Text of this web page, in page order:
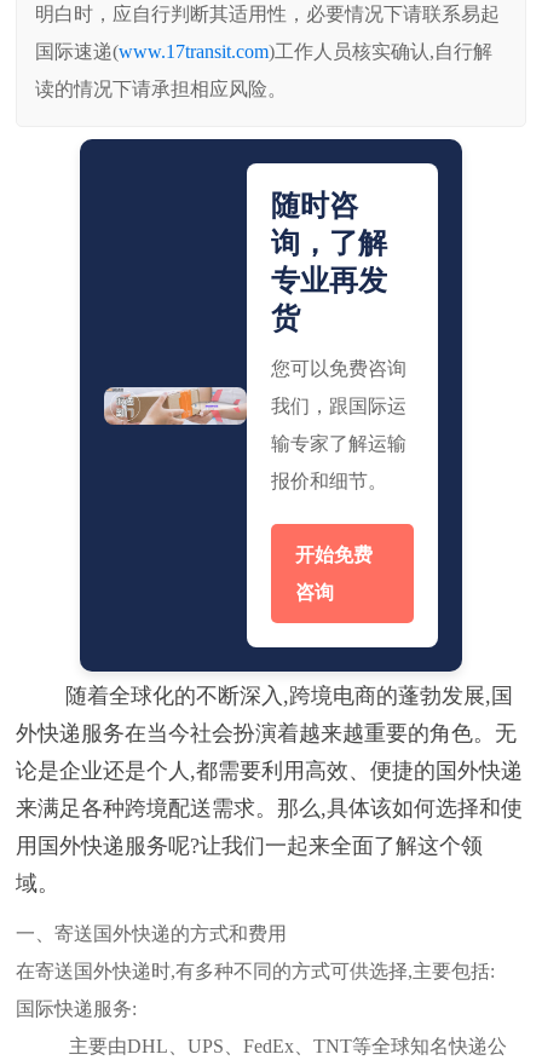
明白时，应自行判断其适用性，必要情况下请联系易起
国际速递(www.17transit.com)工作人员核实确认,自行解
读的情况下请承担相应风险。
随时咨
询，了解
专业再发
货
您可以免费咨询
我们，跟国际运
输专家了解运输
报价和细节。
开始免费
咨询
随着全球化的不断深入,跨境电商的蓬勃发展,国
外快递服务在当今社会扮演着越来越重要的角色。无
论是企业还是个人,都需要利用高效、便捷的国外快递
来满足各种跨境配送需求。那么,具体该如何选择和使
用国外快递服务呢?让我们一起来全面了解这个领
域。
一、寄送国外快递的方式和费用
在寄送国外快递时,有多种不同的方式可供选择,主要包括:
国际快递服务:
主要由DHL、UPS、FedEx、TNT等全球知名快递公